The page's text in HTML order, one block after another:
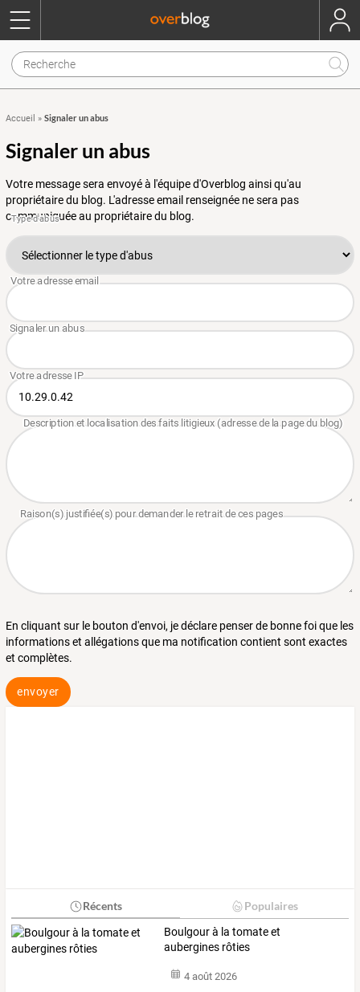
Accueil » Signaler un abus
Signaler un abus
Votre message sera envoyé à l'équipe d'Overblog ainsi qu'au
propriétaire du blog. L'adresse email renseignée ne sera pas
communiquée au propriétaire du blog.
En cliquant sur le bouton d'envoi, je déclare penser de bonne foi que les
informations et allégations que ma notification contient sont exactes
et complètes.
envoyer
Récents Populaires
Boulgour à la tomate et
aubergines rôties
4 août 2026